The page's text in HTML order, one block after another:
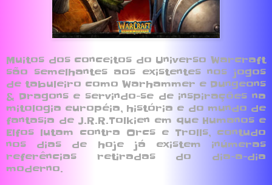
Muitos dos conceitos do Universo Warcraft
são semelhantes aos existentes nos jogos
de tabuleiro como Warhammer e Dungeons
& Dragons e servindo-se de inspirações na
mitologia européia, história e do mundo de
fantasia de J.R.R.Tolkien em que Humanos e
Elfos lutam contra Orcs e Trolls, contudo
nos dias de hoje já existem inúmeras
referências retiradas do dia-a-dia
moderno.